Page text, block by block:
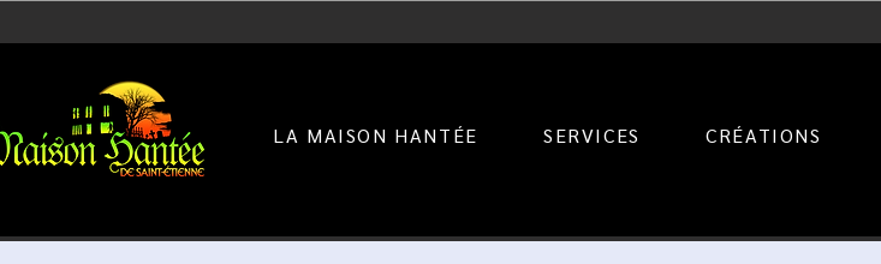
LA MAISON HANTÉE SERVICES CRÉATIONS